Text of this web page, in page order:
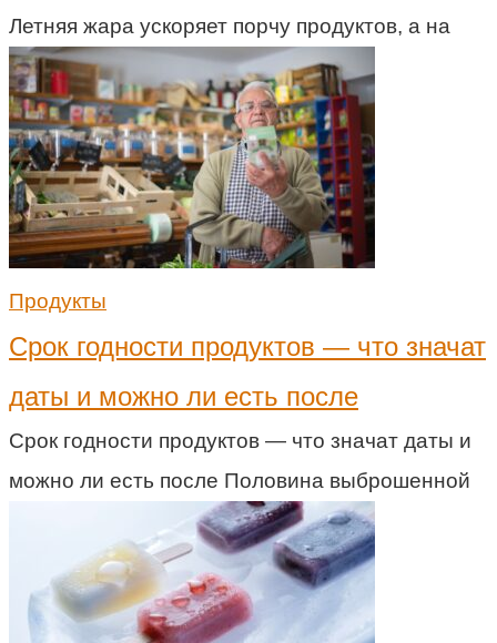
Летняя жара ускоряет порчу продуктов, а на
Продукты
Срок годности продуктов — что значат
даты и можно ли есть после
Срок годности продуктов — что значат даты и
можно ли есть после Половина выброшенной